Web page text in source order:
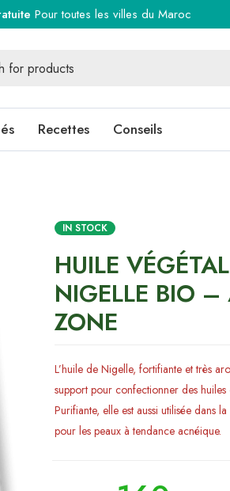
Pour toutes les villes du Maroc
Recettes Conseils
IN STOCK
HUILE
NIGELLE BIO
ZONE
L’huile de Nigelle, fortifiante et très
support pour confectionner des huiles
Purifiante, elle est aussi utilisée dans
pour les peaux à tendance acnéique.